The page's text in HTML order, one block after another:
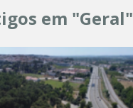
em "Geral"